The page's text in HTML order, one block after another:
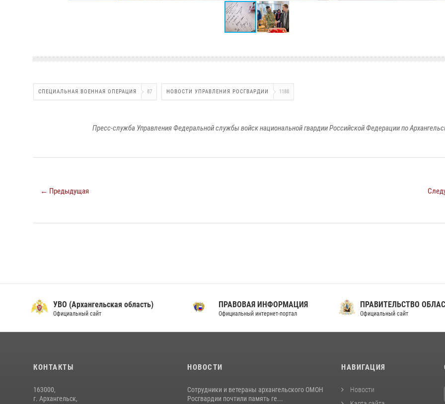
СПЕЦИАЛЬНАЯ ВОЕННАЯ ОПЕРАЦИЯ 87 НОВОСТИ УПРАВЛЕНИЯ РОСГВАРДИИ 1188
Пресс-служба Управления Федеральной службы войск национальной гвардии Российской Федерации по
← Предыдущая
УВО (Архангельская область)
Официальный сайт
ПРАВОВАЯ ИНФОРМАЦИЯ
Официальный интернет-портал
ПРАВИТЕЛЬСТВО
Официальный сайт
КОНТАКТЫ
163000,
г. Архангельск,
НОВОСТИ
Сотрудники и ветераны архангельского ОМОН
Росгвардии почтили память ге...
НАВИГАЦИЯ
Новости